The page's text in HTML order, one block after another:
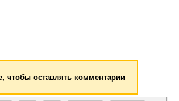
чтобы оставлять комментарии